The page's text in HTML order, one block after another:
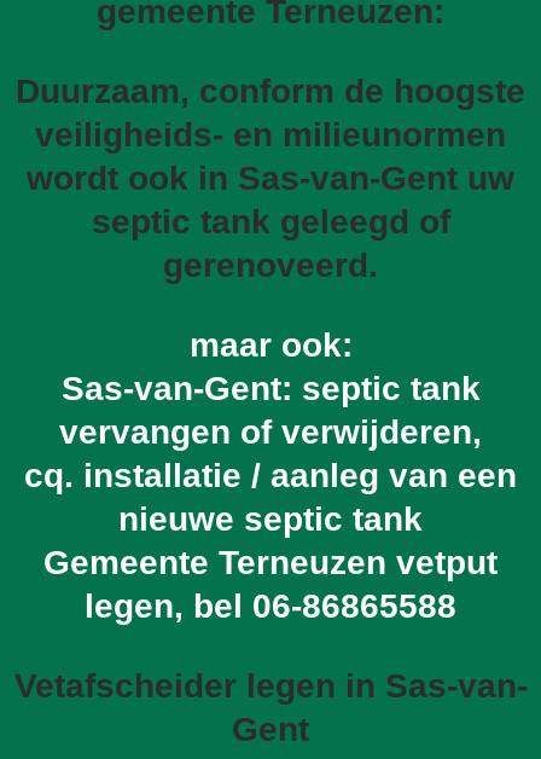
gemeente Terneuzen:
Duurzaam, conform de hoogste
veiligheids- en milieunormen
wordt ook in Sas-van-Gent uw
septic tank geleegd of
gerenoveerd.
maar ook:
Sas-van-Gent: septic tank
vervangen of verwijderen,
cq. installatie / aanleg van een
nieuwe septic tank
Gemeente Terneuzen vetput
legen, bel 06-86865588
Vetafscheider legen in Sas-van-
Gent